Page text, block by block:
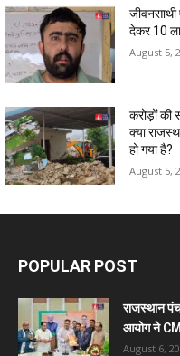
जीवनसाथी
देकर 10
August 5,
करोड़ों की
क्या
हो गया है?
August 5,
POPULAR POST
राजस्थान
आयोग ने
August 6,